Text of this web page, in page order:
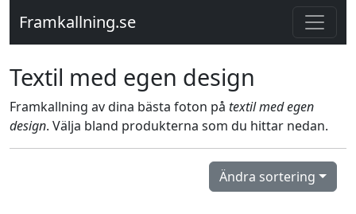
Framkallning.se
Textil med egen design
Framkallning av dina bästa foton på textil med egen
design. Välja bland produkterna som du hittar nedan.
Ändra sortering